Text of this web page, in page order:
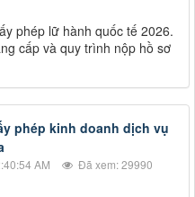
phép lữ hành quốc tế 2026.
cấp và quy trình nộp hồ sơ
phép kinh doanh dịch vụ
AM
Đã xem: 29990